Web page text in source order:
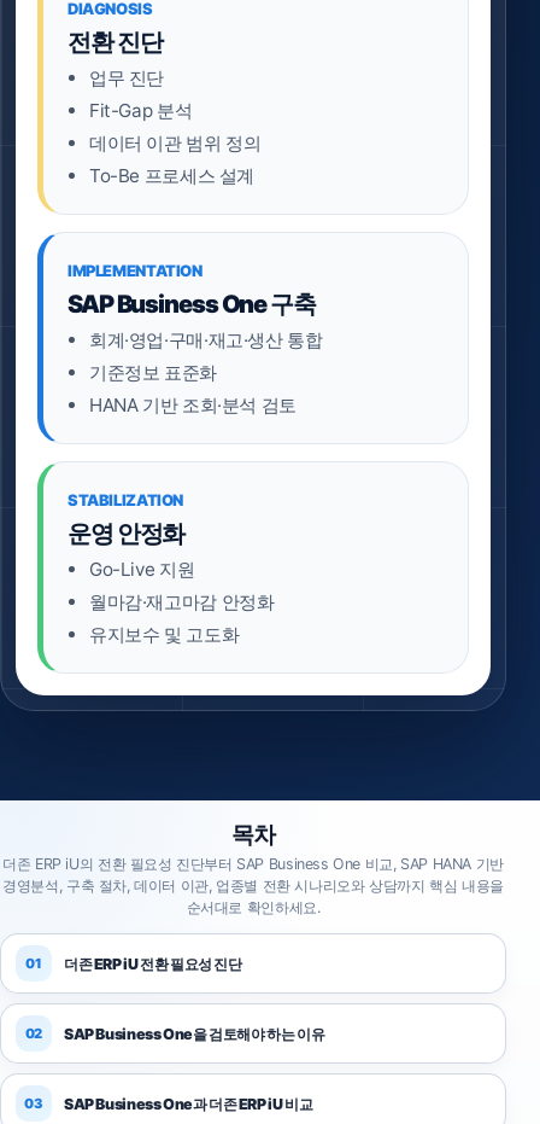
DIAGNOSIS
전환 진단
업무 진단
Fit-Gap 분석
데이터 이관 범위 정의
To-Be 프로세스 설계
IMPLEMENTATION
SAP Business One 구축
회계·영업·구매·재고·생산 통합
기준정보 표준화
HANA 기반 조회·분석 검토
STABILIZATION
운영 안정화
Go-Live 지원
월마감·재고마감 안정화
유지보수 및 고도화
목차
더존 ERP iU의 전환 필요성 진단부터 SAP Business One 비교, SAP HANA 기반
경영분석, 구축 절차, 데이터 이관, 업종별 전환 시나리오와 상담까지 핵심 내용을
순서대로 확인하세요.
더존 ERP iU 전환 필요성 진단
SAP Business One을 검토해야 하는 이유
SAP Business One과 더존 ERP iU 비교